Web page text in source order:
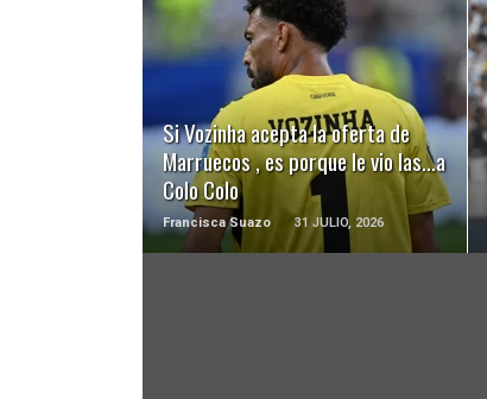
Si Vozinha acepta la oferta de
Marruecos , es porque le vio las…a
Colo Colo
Francisca Suazo 31 JULIO, 2026
LEER MÁS